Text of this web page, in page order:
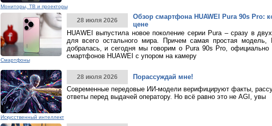
Мониторы, ТВ и проекторы
Смартфоны
28 июля 2026
Обзор смартфона HUAWEI Pura 90s Pro:
цене
HUAWEI выпустила новое поколение серии Pura – сразу в
для всего остального мира. Причем самая простая модель,
добралась, и сегодня мы говорим о Pura 90s Pro,
смартфонов HUAWEI с упором на камеру
Искусственный интеллект
28 июля 2026
Порассуждай мне!
Современные передовые ИИ-модели верифицируют факты,
ответы перед выдачей оператору. Но всё равно это не AGI, увы